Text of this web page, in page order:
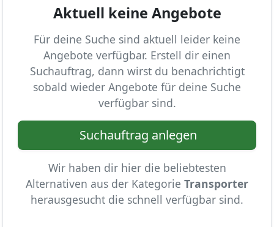
Aktuell keine Angebote
Für deine Suche sind aktuell leider keine
Angebote verfügbar. Erstell dir einen
Suchauftrag, dann wirst du benachrichtigt
sobald wieder Angebote für deine Suche
verfügbar sind.
Suchauftrag anlegen
Wir haben dir hier die beliebtesten
Alternativen aus der Kategorie Transporter
herausgesucht die schnell verfügbar sind.